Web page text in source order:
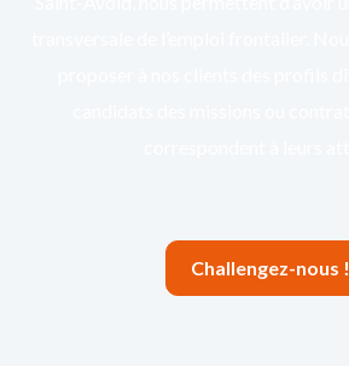
Challengez-nous !